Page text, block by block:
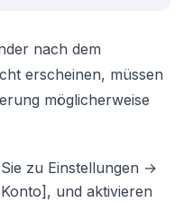
nach dem
erscheinen, müssen
möglicherweise
zu Einstellungen →
und aktivieren